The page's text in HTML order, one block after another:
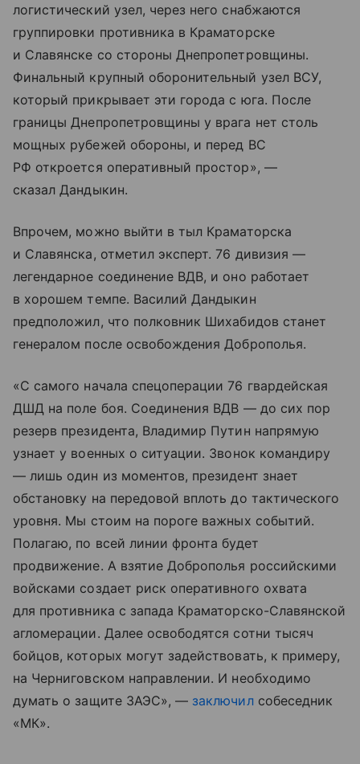
логистический узел, через него снабжаются
группировки противника в Краматорске
и Славянске со стороны Днепропетровщины.
Финальный крупный оборонительный узел ВСУ,
который прикрывает эти города с юга. После
границы Днепропетровщины у врага нет столь
мощных рубежей обороны, и перед ВС
РФ откроется оперативный простор», —
сказал Дандыкин.
Впрочем, можно выйти в тыл Краматорска
и Славянска, отметил эксперт. 76 дивизия —
легендарное соединение ВДВ, и оно работает
в хорошем темпе. Василий Дандыкин
предположил, что полковник Шихабидов станет
генералом после освобождения Доброполья.
«С самого начала спецоперации 76 гвардейская
ДШД на поле боя. Соединения ВДВ — до сих пор
резерв президента, Владимир Путин напрямую
узнает у военных о ситуации. Звонок командиру
— лишь один из моментов, президент знает
обстановку на передовой вплоть до тактического
уровня. Мы стоим на пороге важных событий.
Полагаю, по всей линии фронта будет
продвижение. А взятие Доброполья российскими
войсками создает риск оперативного охвата
для противника с запада Краматорско-Славянской
агломерации. Далее освободятся сотни тысяч
бойцов, которых могут задействовать, к примеру,
на Черниговском направлении. И необходимо
думать о защите ЗАЭС», — заключилсобеседник
«МК».